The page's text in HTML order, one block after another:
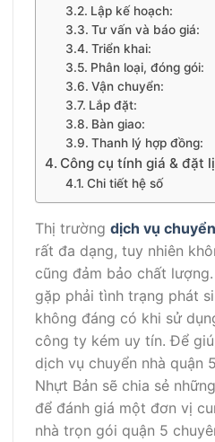
Lập kế hoạch:
Tư vấn và báo giá:
Triển khai:
Phân loại, đóng gói:
Vận chuyển:
Lắp đặt:
Bàn giao:
Thanh lý hợp đồng:
Công cụ tính giá & đặt
Chi tiết hệ số
Thị trường dịch vụ
rất đa dạng, tuy nhiên
cũng đảm bảo chất
gặp phải tình trạng phát
không đáng có khi sử
công ty kém uy tín. Để
dịch vụ chuyển nhà quận
Nhựt Bản sẽ chia sẻ
để đánh giá một đơn vị
nhà trọn gói quận 5